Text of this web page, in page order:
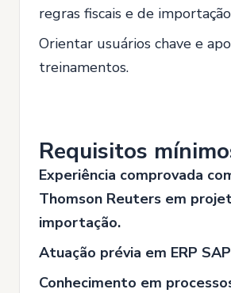
regras fiscais e de
Orientar usuários chave e
treinamentos.
Requisitos
Experiência comprovada
Thomson Reuters em
importação.
Atuação prévia em ERP
Conhecimento em